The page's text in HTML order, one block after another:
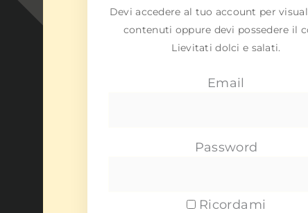
Devi accedere al tuo account per
contenuti oppure devi possedere il
Lievitati dolci e salati.
Email
Password
Ricordami